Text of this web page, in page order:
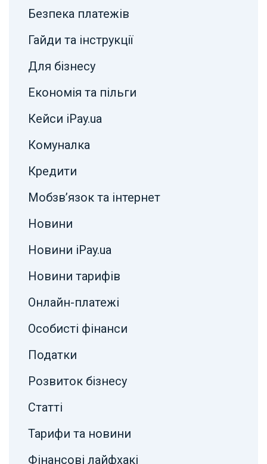
Безпека платежів
Гайди та інструкції
Для бізнесу
Економія та пільги
Кейси iPay.ua
Комуналка
Кредити
Мобзв’язок та інтернет
Новини
Новини iPay.ua
Новини тарифів
Онлайн-платежі
Особисті фінанси
Податки
Розвиток бізнесу
Статті
Тарифи та новини
Фінансові лайфхакі